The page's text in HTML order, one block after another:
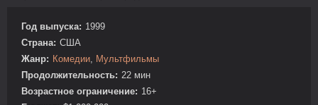
Год выпуска: 1999
Страна: США
Жанр: Комедии, Мультфильмы
Продолжительность: 22 мин
Возрастное ограничение: 16+